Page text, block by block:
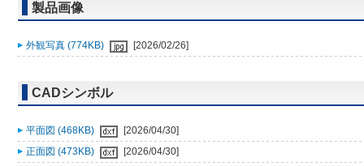
製品画像
外観写真 (774KB) [2026/02/26]
CADシンボル
平面図 (468KB)
[2026/04/30]
正面図 (473KB)
[2026/04/30]